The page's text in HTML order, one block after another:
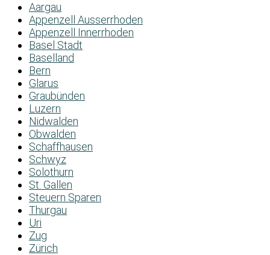
Aargau
Appenzell Ausserrhoden
Appenzell Innerrhoden
Basel Stadt
Baselland
Bern
Glarus
Graubünden
Luzern
Nidwalden
Obwalden
Schaffhausen
Schwyz
Solothurn
St. Gallen
Steuern Sparen
Thurgau
Uri
Zug
Zürich